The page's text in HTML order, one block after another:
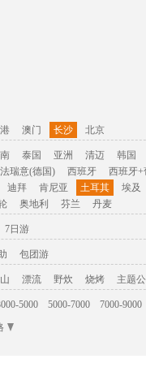
澳门 长沙 北京
泰国 亚洲 清迈
韩国
法瑞意(德国) 西班牙
西班牙+
迪拜 肯尼亚 土耳其
埃及
奥地利 芬兰 丹麦
7日游
包团游
漂流 野炊 烧烤 主题
5000 5000-7000
7000-9000